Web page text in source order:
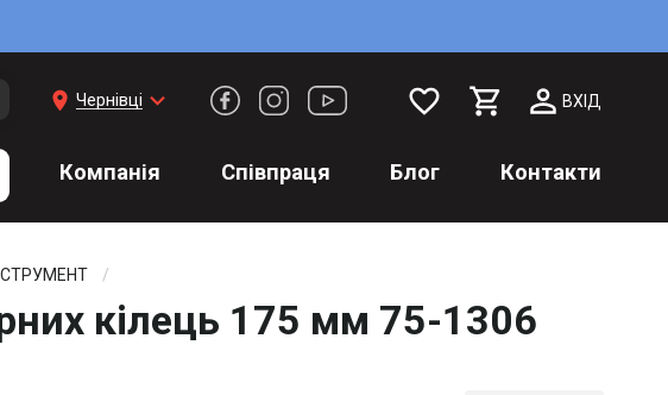
location_on Чернівці keyboard_arrow_down favorite_border ВХІД
Компанія Співпраця Блог Контакти
кілець 175 мм 75-1306